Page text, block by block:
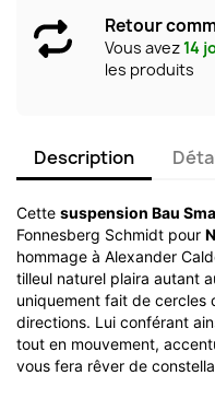
Retour
Vous avez14
les produits
Description
Cette suspension Bau
Fonnesberg Schmidt pour
hommage à Alexander
tilleul naturel plaira autant
uniquement fait de cercles
directions. Lui conférant
tout en mouvement,
vous fera rêver de